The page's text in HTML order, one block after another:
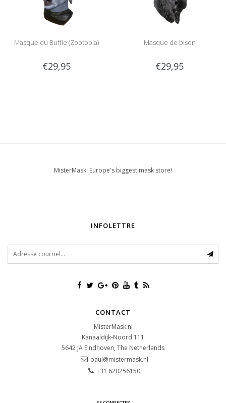
Masque du Buffle (Zootopia)
€29,95
Masque de bison
€29,95
MisterMask: Europe's biggest mask store!
INFOLETTRE
CONTACT
MisterMask.nl
Kanaaldijk-Noord 111
5642 JA Eindhoven, The Netherlands
paul@mistermask.nl
+31 620256150